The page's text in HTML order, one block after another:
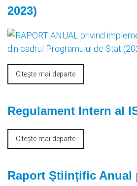
2023)
Citește mai departe
Regulament Intern al
Citește mai departe
Raport Științific Anual